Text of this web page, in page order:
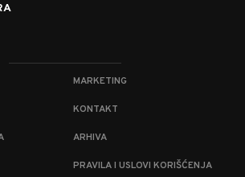
MARKETING
KONTAKT
ARHIVA
PRAVILA I USLOVI KORIŠĆENJA